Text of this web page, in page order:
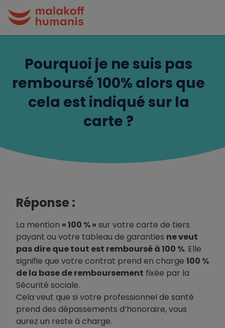
Pourquoi je ne suis pas
remboursé 100% alors que
cela est indiqué sur la
carte ?
Réponse :
La mention « 100 % » sur votre carte de tiers
payant ou votre tableau de garanties ne veut
pas dire que tout est remboursé à 100 %. Elle
signifie que votre contrat prend en charge 100 %
de la base de remboursement fixée par la
Sécurité sociale.
Cela veut que si votre professionnel de santé
prend des dépassements d’honoraire, vous
aurez un reste à charge.